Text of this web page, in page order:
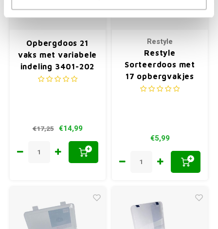
Opbergdoos 21
vaks met variabele
indeling 3401-202
€17,25 €14,99
+
Restyle
Restyle
Sorteerdoos met
17 opbergvakjes
26.7 x 18.5 x 4.5 cm
€5,99
+